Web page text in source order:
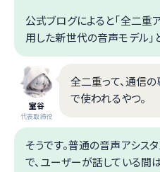
公式ブログによると「全二重
用した新世代の音声モデル」
室谷
代表取締役
全二重って、通信
で使われるやつ。
そうです。普通の音声アシスタ
で、ユーザーが話している間